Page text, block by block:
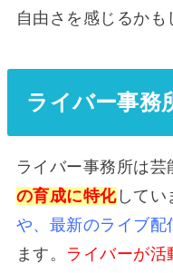
自由さを感じるかも
ライバー事務
ライバー事務所は芸
の育成に特化してい
や、最新のライブ配
ます。 ライバーが活